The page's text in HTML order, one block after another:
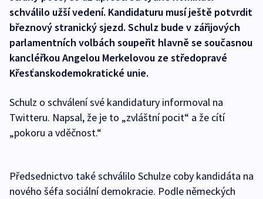
schválilo užší vedení. Kandidaturu musí ještě potvrdit
březnový stranický sjezd. Schulz bude v zářijových
parlamentních volbách soupeřit hlavně se současnou
kancléřkou Angelou Merkelovou ze středopravé
Křesťanskodemokratické unie.
Schulz o schválení své kandidatury informoval na
Twitteru. Napsal, že je to „zvláštní pocit“ a že cítí
„pokoru a vděčnost.“
Předsednictvo také schválilo Schulze coby kandidáta na
nového šéfa sociální demokracie. Podle německých